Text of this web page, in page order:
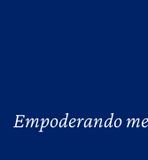
Empoderando